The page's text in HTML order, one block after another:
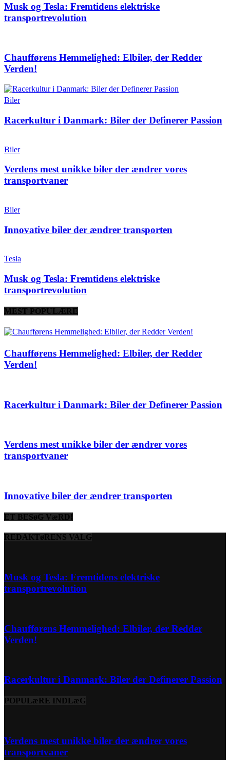
Musk og Tesla: Fremtidens elektriske
transportrevolution
Chaufførens Hemmelighed: Elbiler, der Redder
Verden!
Biler
Racerkultur i Danmark: Biler der Definerer Passion
Biler
Verdens mest unikke biler der ændrer vores
transportvaner
Biler
Innovative biler der ændrer transporten
Tesla
Musk og Tesla: Fremtidens elektriske
transportrevolution
MEST POPULÆRE
Chaufførens Hemmelighed: Elbiler, der Redder
Verden!
Racerkultur i Danmark: Biler der Definerer Passion
Verdens mest unikke biler der ændrer vores
transportvaner
Innovative biler der ændrer transporten
ET BESøG VæRD!
REDAKTøRENS VALG
Musk og Tesla: Fremtidens elektriske
transportrevolution
Chaufførens Hemmelighed: Elbiler, der Redder
Verden!
Racerkultur i Danmark: Biler der Definerer Passion
POPULæRE INDLæG
Verdens mest unikke biler der ændrer vores
transportvaner